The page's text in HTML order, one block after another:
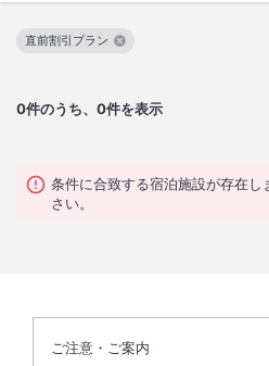
0件のうち、0件を表示
直前割引プラン
この絞り込み条件を解除
条件に合致する宿泊施設が存在
さい。
ご注意・ご案内